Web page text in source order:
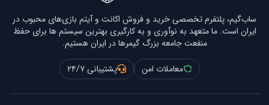
ساب‌گیم، پلتفرم تخصصی خرید و فروش اکانت و آیتم بازی‌های محبوب در
ایران است. ما متعهد به نوآوری و به کارگیری بهترین سیستم ها برای حفظ
منفعت جامعه بزرگ گیمرها در ایران هستیم.
معاملات امن
پشتیبانی ۲۴/۷